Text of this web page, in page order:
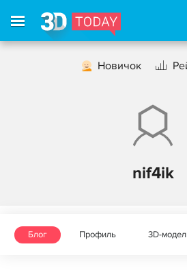
Новичок
nif4ik
Блог Профиль 3D-